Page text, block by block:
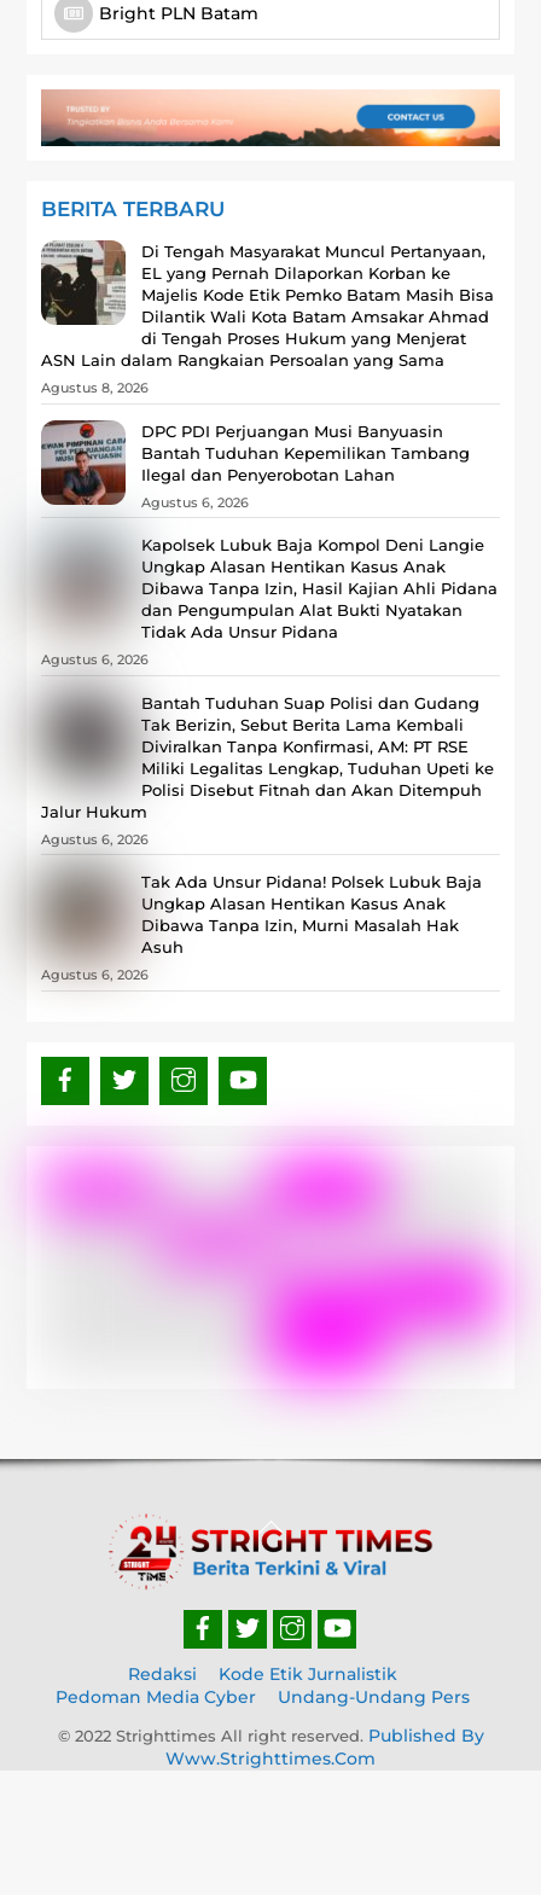
Bright PLN Batam
BERITA TERBARU
Di Tengah Masyarakat Muncul Pertanyaan,
EL yang Pernah Dilaporkan Korban ke
Majelis Kode Etik Pemko Batam Masih Bisa
Dilantik Wali Kota Batam Amsakar Ahmad
di Tengah Proses Hukum yang Menjerat
ASN Lain dalam Rangkaian Persoalan yang Sama
Agustus 8, 2026
DPC PDI Perjuangan Musi Banyuasin
Bantah Tuduhan Kepemilikan Tambang
Ilegal dan Penyerobotan Lahan
Agustus 6, 2026
Kapolsek Lubuk Baja Kompol Deni Langie
Ungkap Alasan Hentikan Kasus Anak
Dibawa Tanpa Izin, Hasil Kajian Ahli Pidana
dan Pengumpulan Alat Bukti Nyatakan
Tidak Ada Unsur Pidana
Agustus 6, 2026
Bantah Tuduhan Suap Polisi dan Gudang
Tak Berizin, Sebut Berita Lama Kembali
Diviralkan Tanpa Konfirmasi, ‎AM: PT RSE
Miliki Legalitas Lengkap, Tuduhan Upeti ke
Polisi Disebut Fitnah dan Akan Ditempuh
Jalur Hukum
Agustus 6, 2026
Tak Ada Unsur Pidana! Polsek Lubuk Baja
Ungkap Alasan Hentikan Kasus Anak
Dibawa Tanpa Izin, Murni Masalah Hak
Asuh
Agustus 6, 2026
Back
To
Top
Redaksi
Kode Etik Jurnalistik
Pedoman Media Cyber
Undang-Undang Pers
© 2022 Strighttimes All right reserved. Published By
Www.strighttimes.com